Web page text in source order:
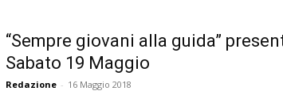
“Sempre giovani alla guida”
Sabato 19 Maggio
Redazione - 16 Maggio 2018